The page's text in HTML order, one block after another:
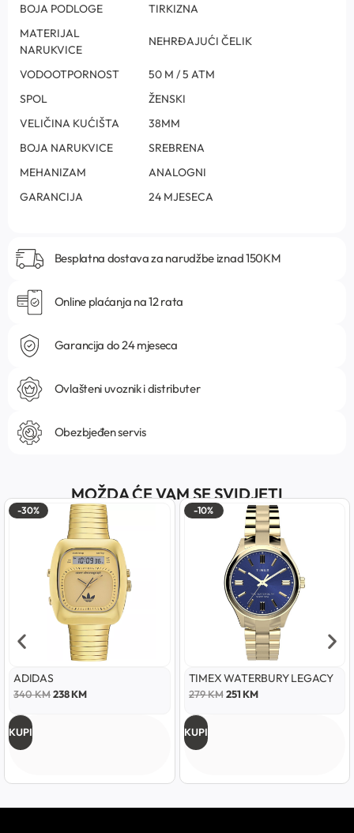
BOJA PODLOGE
TIRKIZNA
MATERIJAL
NARUKVICE
NEHRĐAJUĆI ČELIK
VODOOTPORNOST
50 M / 5 ATM
SPOL
ŽENSKI
VELIČINA KUĆIŠTA
38MM
BOJA NARUKVICE
SREBRENA
MEHANIZAM
ANALOGNI
GARANCIJA
24 MJESECA
Besplatna dostava za narudžbe iznad 150KM
Online plaćanja na 12 rata
Garancija do 24 mjeseca
Ovlašteni uvoznik i distributer
Obezbjeđen servis
MOŽDA ĆE VAM SE SVIDJETI
-30%
ADIDAS
340KM238KM
KUPI
-10%
TIMEX WATERBURY LEGACY
279KM 251KM
KUPI